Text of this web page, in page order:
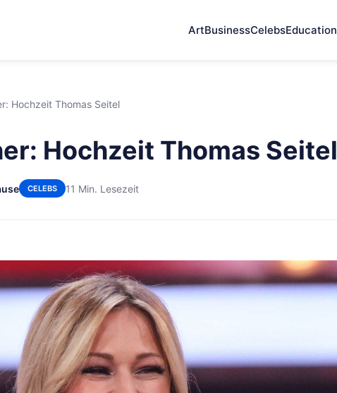
ArtBusinessCelebsEducation
Hochzeit Thomas Seitel
Hochzeit Thomas Seitel
CELEBS 11 Min. Lesezeit